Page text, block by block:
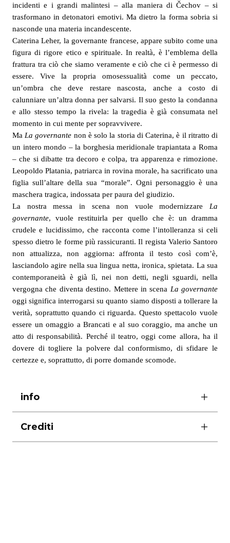
incidenti e i grandi malintesi – alla maniera di Čechov – si
trasformano in detonatori emotivi. Ma dietro la forma sobria si
nasconde una materia incandescente.
Caterina Leher, la governante francese, appare subito come una
figura di rigore etico e spirituale. In realtà, è l’emblema della
frattura tra ciò che siamo veramente e ciò che ci è permesso di
essere. Vive la propria omosessualità come un peccato,
un’ombra che deve restare nascosta, anche a costo di
calunniare un’altra donna per salvarsi. Il suo gesto la condanna
e allo stesso tempo la rivela: la tragedia è già consumata nel
momento in cui mente per sopravvivere.
Ma La governante non è solo la storia di Caterina, è il ritratto di
un intero mondo – la borghesia meridionale trapiantata a Roma
– che si dibatte tra decoro e colpa, tra apparenza e rimozione.
Leopoldo Platania, patriarca in rovina morale, ha sacrificato una
figlia sull’altare della sua “morale”. Ogni personaggio è una
maschera tragica, indossata per paura del giudizio.
La nostra messa in scena non vuole modernizzare La
governante, vuole restituirla per quello che è: un dramma
crudele e lucidissimo, che racconta come l’intolleranza si celi
spesso dietro le forme più rassicuranti. Il regista Valerio Santoro
non attualizza, non aggiorna: affronta il testo così com’è,
lasciandolo agire nella sua lingua netta, ironica, spietata. La sua
contemporaneità è già lì, nei non detti, negli sguardi, nella
vergogna che diventa destino. Mettere in scena La governante
oggi significa interrogarsi su quanto siamo disposti a tollerare la
verità, soprattutto quando ci riguarda. Questo spettacolo vuole
essere un omaggio a Brancati e al suo coraggio, ma anche un
atto di responsabilità. Perché il teatro, oggi come allora, ha il
dovere di togliere la polvere dal conformismo, di sfidare le
certezze e, soprattutto, di porre domande scomode.
info
Crediti